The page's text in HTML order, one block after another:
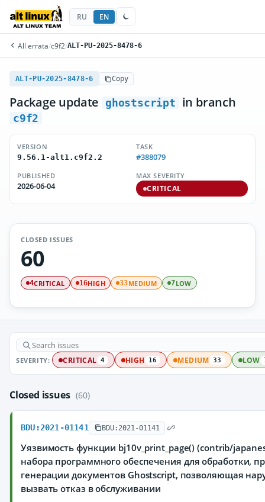
RU EN
All errata/c9f2/ALT-PU-2025-8478-6
ALT-PU-2025-8478-6 Copy
Package update ghostscript in branch
c9f2
VERSION
9.56.1-alt1.c9f2.2
TASK
#388079
PUBLISHED
2026-06-04
MAX SEVERITY
CRITICAL
CLOSED ISSUES
60
4CRITICAL 16HIGH 33MEDIUM 7LOW
SEVERITY: CRITICAL 4 HIGH 16 MEDIUM 33 LOW
Closed issues (60)
BDU:2021-01141 BDU:2021-01141
Уязвимость функции bj10v_print_page() (contrib/
набора программного обеспечения для обработки,
генерации документов Ghostscript, позволяющая
вызвать отказ в обслуживании